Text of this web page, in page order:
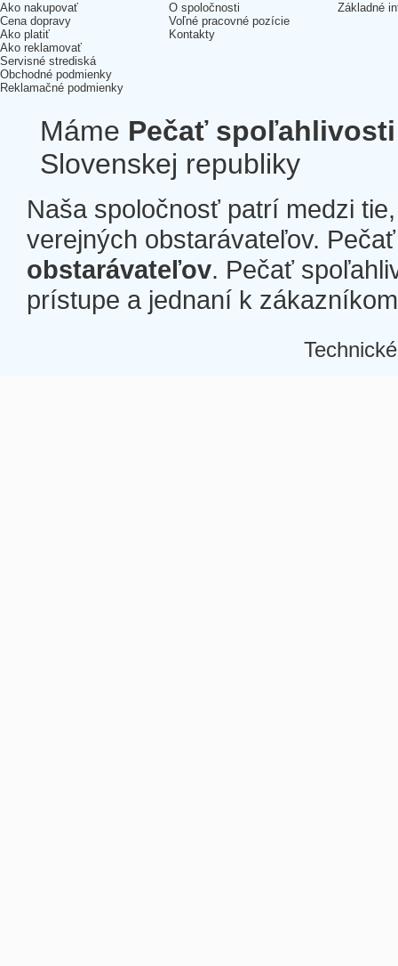
Ako nakupovať
Cena dopravy
Ako platiť
Ako reklamovať
Servisné strediská
Obchodné podmienky
Reklamačné podmienky
O spoločnosti
Voľné pracovné pozície
Kontakty
Základné
Máme Pečať spoľahlivosti
Slovenskej republiky
Naša spoločnosť patrí medzi
verejných obstarávateľov.
obstarávateľov. Pečať
prístupe a jednaní k